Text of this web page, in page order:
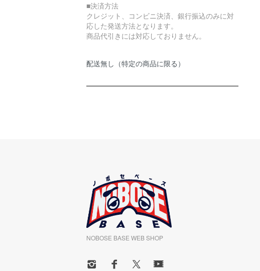
■決済方法
クレジット、コンビニ決済、銀行振込のみに対
応した発送方法となります。
商品代引きには対応しておりません。
配送無し（特定の商品に限る）
NOBOSE BASE WEB SHOP